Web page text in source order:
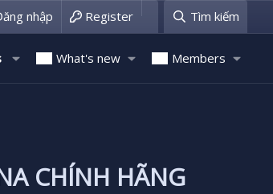
nhập Register Tìm kiếm
What's new Members
CHÍNH HÃNG